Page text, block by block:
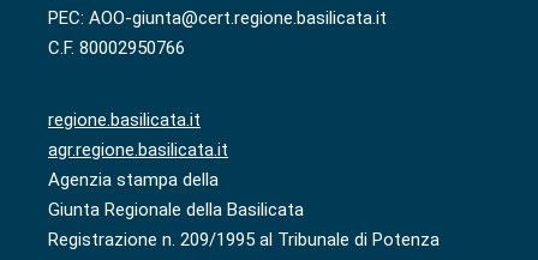
PEC: AOO-giunta@cert.regione.basilicata.it
C.F. 80002950766
regione.basilicata.it
agr.regione.basilicata.it
Agenzia stampa della
Giunta Regionale della Basilicata
Registrazione n. 209/1995 al Tribunale di Potenza